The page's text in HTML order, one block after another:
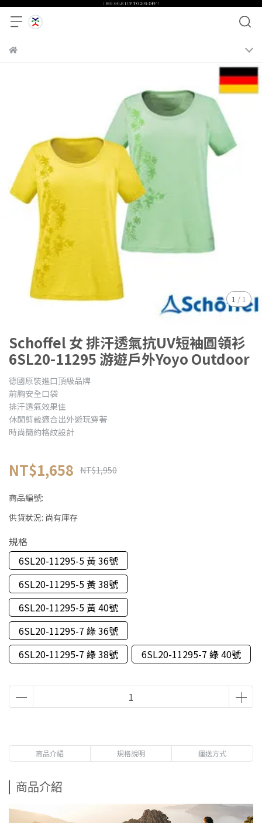
1 /1
Schoffel 女 排汗透氣抗UV短袖圓領衫
6SL20-11295 游遊戶外Yoyo Outdoor
德國原裝進口頂級品牌
前胸安全口袋
排汗透氣效果佳
休閒剪裁適合出外遊玩穿著
時尚簡約格紋設計
NT$1,658 NT$1,950
商品編號:
供貨狀況: 尚有庫存
規格
6SL20-11295-5 黃 36號
6SL20-11295-5 黃 38號
6SL20-11295-5 黃 40號
6SL20-11295-7 綠 36號
6SL20-11295-7 綠 38號
6SL20-11295-7 綠 40號
商品介紹 規格說明 運送方式
商品介紹